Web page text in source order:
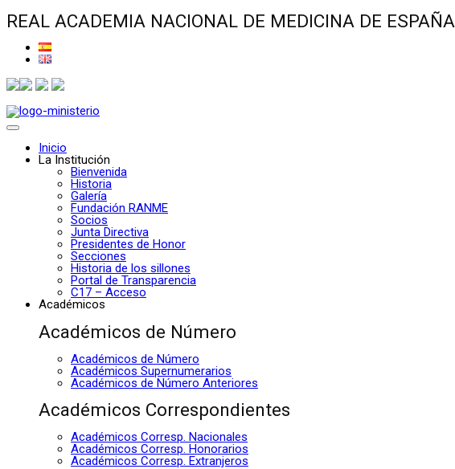
REAL ACADEMIA NACIONAL DE MEDICINA DE ESPAÑA
Inicio
La Institución
Bienvenida
Historia
Galería
Fundación RANME
Socios
Junta Directiva
Presidentes de Honor
Secciones
Historia de los sillones
Portal de Transparencia
C17 – Acceso
Académicos
Académicos de Número
Académicos de Número
Académicos Supernumerarios
Académicos de Número Anteriores
Académicos Correspondientes
Académicos Corresp. Nacionales
Académicos Corresp. Honorarios
Académicos Corresp. Extranjeros